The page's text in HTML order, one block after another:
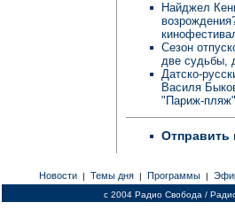
Найджел
Cезон
две судьбы,
Датско-
Василя
"Париж-пляж"
Отправить
Новости | Темы дня | Программы |
c 2004 Радио Свобода /